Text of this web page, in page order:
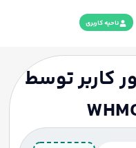
ناحیه کاربری
کاربر توسط